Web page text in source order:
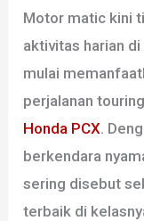
Motor matic kini
aktivitas harian
mulai
perjalanan
Honda PCX.
berkendara
sering disebut
terbaik di